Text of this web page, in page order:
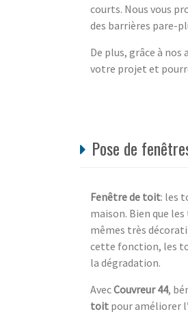
courts. Nous vous
des barrières pare-
De plus, grâce à
votre projet et
Pose de
Fenêtre de toit: les
maison. Bien que
mêmes très
cette fonction, les
la dégradation.
AvecCouvreur 44,
toit pour améliorer